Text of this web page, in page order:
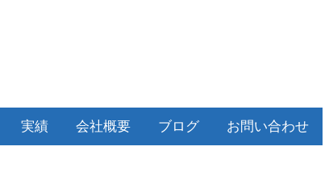
実績 会社概要 ブログ お問い合わせ